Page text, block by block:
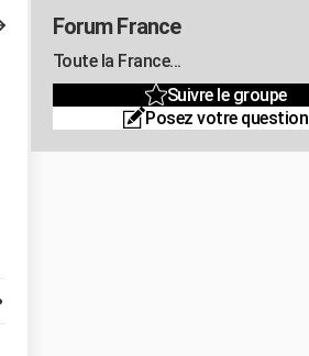
Forum France
Toute la France...
Suivre le groupe
Posez votre question